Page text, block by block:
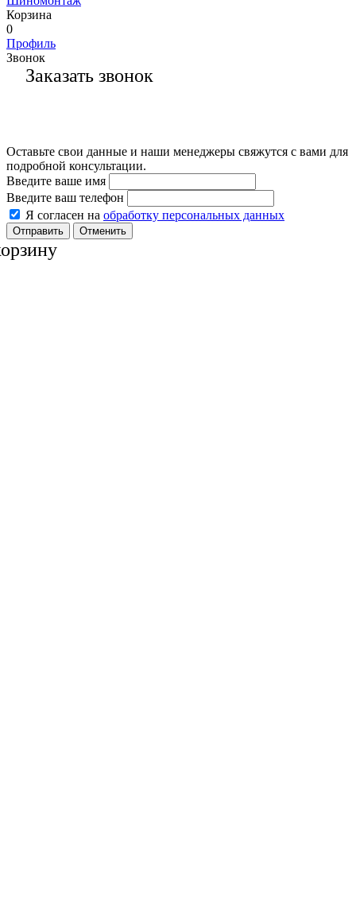
Корзина
0
Профиль
Звонок
Заказать звонок
Оставьте свои данные и наши менеджеры свяжутся с вами для
подробной консультации.
Введите ваше имя
Введите ваш телефон
Я согласен на обработку персональных данных
Отменить